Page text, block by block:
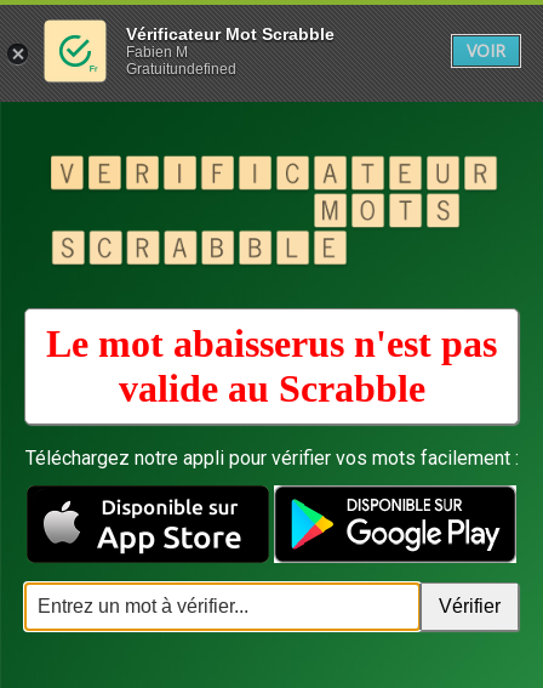
Le mot abaisserus n'est pas
valide au Scrabble
Téléchargez notre appli pour vérifier vos mots facilement :
Vérificateur Mot Scrabble
Fabien M
Gratuitundefined
VOIR